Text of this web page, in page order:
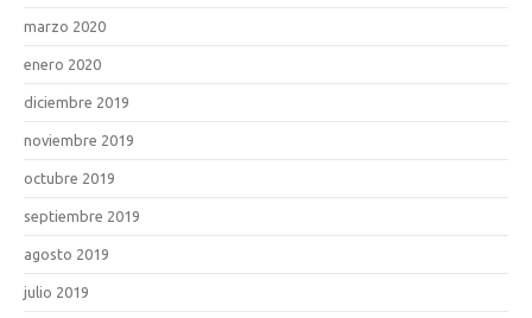
marzo 2020
enero 2020
diciembre 2019
noviembre 2019
octubre 2019
septiembre 2019
agosto 2019
julio 2019